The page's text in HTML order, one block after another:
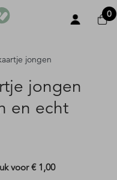
0
jongen
jongen
en echt
voor€ 1,00